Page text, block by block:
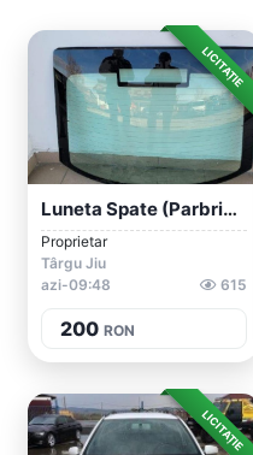
LICITAȚIE
Luneta Spate (Parbriz) Skoda Octavia 2
Proprietar
Târgu Jiu
azi-09:48
615
200 RON
LICITAȚIE